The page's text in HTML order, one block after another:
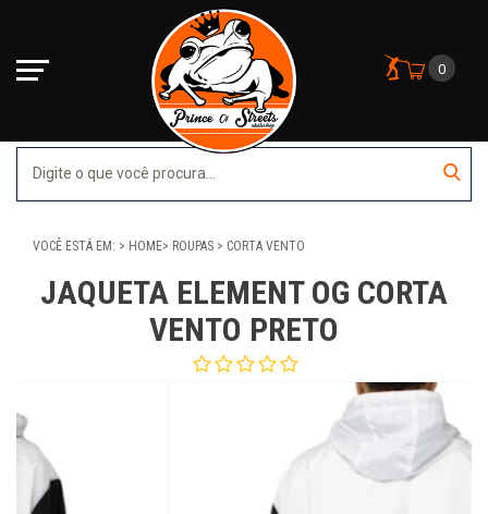
0
VOCÊ ESTÁ EM: HOME ROUPAS CORTA VENTO
JAQUETA ELEMENT OG CORTA
VENTO PRETO